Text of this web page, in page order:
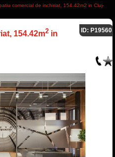
comercial de inchiriat, 154.42m2 in Cluj-
154.42m2in
ID: P19560